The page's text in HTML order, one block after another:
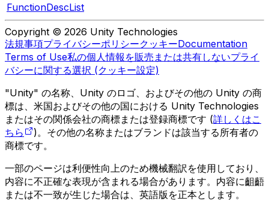
FunctionDescList
Copyright © 2026 Unity Technologies
法規事項プライバシーポリシークッキーDocumentation
Terms of Use私の個人情報を販売または共有しないプライ
バシーに関する選択 (クッキー設定)
"Unity" の名称、Unity のロゴ、およびその他の Unity の商
標は、米国およびその他の国における Unity Technologies
またはその関係会社の商標または登録商標です (詳しくはこ
ちら
)。その他の名称またはブランドは該当する所有者の
商標です。
一部のページは利便性向上のため機械翻訳を使用しており、
内容に不正確な表現が含まれる場合があります。内容に齟齬
または不一致が生じた場合は、英語版を正本とします。